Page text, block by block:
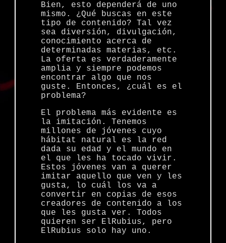
Bien, esto dependerá de uno
mismo. ¿Qué buscas en este
tipo de contenido? Tal vez
sea diversión, divulgación,
conocimiento acerca de
determinadas materias, etc.
La oferta es verdaderamente
amplia y siempre podemos
encontrar algo que nos
guste. Entonces, ¿cuál es el
problema?
El problema más evidente es
la imitación. Tenemos
millones de jóvenes cuyo
hábitat natural es la red
dada su edad y el mundo en
el que les ha tocado vivir.
Estos jóvenes van a querer
imitar aquello que ven y les
gusta, lo cuál los va a
convertir en copias de esos
creadores de contenido a los
que les gusta ver. Todos
quieren ser ElRubius, pero
ElRubius solo hay uno.